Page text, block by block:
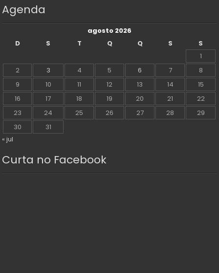
Agenda
agosto 2026
D
S T Q Q S
S
1
2
3 4 5 6 7
8
9
10 11 12 13 14
15
16
17 18 19 20 21
22
23
24 25 26 27 28
29
30
31
« jul
Curta no Facebook